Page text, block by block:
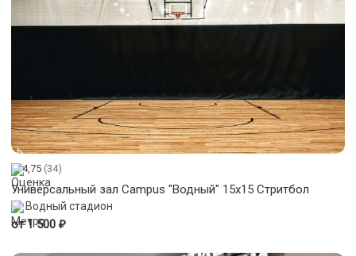
4,75 (34)
Универсальный зал Campus "Водный" 15х15 Стритбол
Водный стадион
от 1 500 ₽